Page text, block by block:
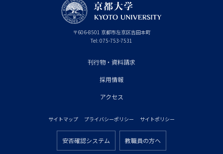
〒606-8501 京
都
府
京都市左京区吉田本町
Tel: 075-753-7531
刊行物・資料請求
採用情報
アクセス
サイトマップ プライバシーポリシー サイトポリシー
安否確認システム 教職員の方へ